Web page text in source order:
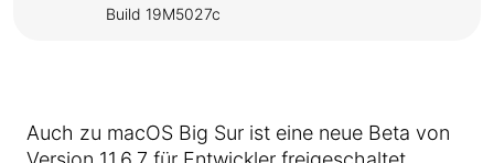
Build 19M5027c
Auch zu macOS Big Sur ist eine neue Beta von